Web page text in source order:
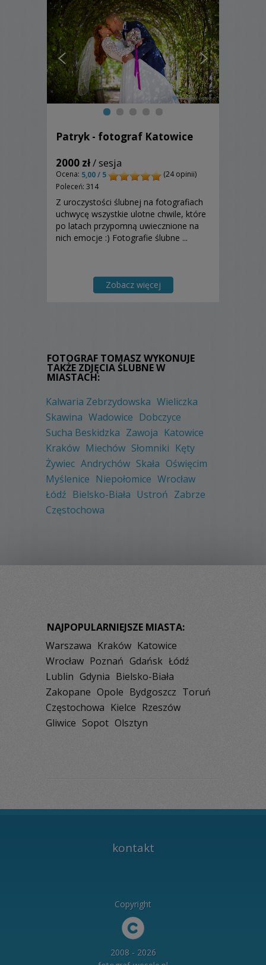
Patryk - fotograf Katowice
2000 zł/ sesja
Ocena: 5,00 / 5
(24 opinii)
Poleceń: 314
Z uroczystości ślubnej na fotografiach
uchwycę wszystkie ulotne chwile, które
po latach przypomną uwiecznione na
nich emocje :) Fotografie ślubne ...
Zobacz więcej
FOTOGRAF TOMASZ WYKONUJE
TAKŻE ZDJĘCIA ŚLUBNE W
MIASTACH:
Kalwaria Zebrzydowska Wieliczka
Skawina Wadowice Dobczyce
Sucha Beskidzka Zawoja Katowice
Kraków Miechów Słomniki Kęty
Żywiec Andrychów Skała Oświęcim
Myślenice Niepołomice Wrocław
Łódź Bielsko-Biała Ustroń Zabrze
Częstochowa
NAJPOPULARNIEJSZE MIASTA:
Warszawa Kraków Katowice
Wrocław Poznań Gdańsk Łódź
Lublin Gdynia Bielsko-Biała
Zakopane Opole Bydgoszcz Toruń
Częstochowa Kielce Rzeszów
Gliwice Sopot Olsztyn
kontakt
Copyright
2008 - 2026